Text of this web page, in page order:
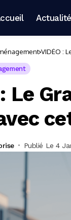
VIDÉO :
Le
Publié Le 4